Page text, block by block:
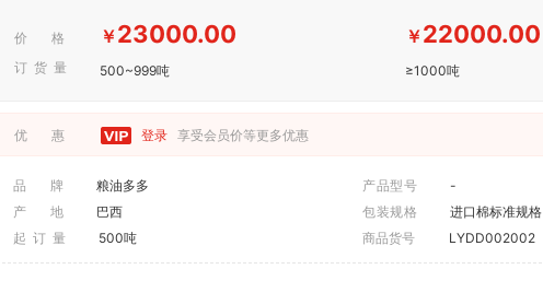
价 格
订 货 量
￥23000.00
500~999吨
￥22000.00
≥1000吨
优 惠 登录 享受会员价等更多优惠
品 牌 粮油多多 产品型号
-
产 地
巴西 包装规格
进口棉标准规格
起 订 量
500吨 商品货号 LYDD002002